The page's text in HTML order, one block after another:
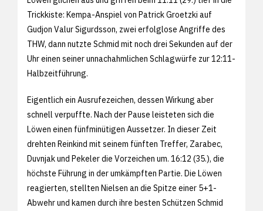
Trickkiste: Kempa-Anspiel von Patrick Groetzki auf
Gudjon Valur Sigurdsson, zwei erfolglose Angriffe des
THW, dann nutzte Schmid mit noch drei Sekunden auf der
Uhr einen seiner unnachahmlichen Schlagwürfe zur 12:11-
Halbzeitführung.
Eigentlich ein Ausrufezeichen, dessen Wirkung aber
schnell verpuffte. Nach der Pause leisteten sich die
Löwen einen fünfminütigen Aussetzer. In dieser Zeit
drehten Reinkind mit seinem fünften Treffer, Zarabec,
Duvnjak und Pekeler die Vorzeichen um. 16:12 (35.), die
höchste Führung in der umkämpften Partie. Die Löwen
reagierten, stellten Nielsen an die Spitze einer 5+1-
Abwehr und kamen durch ihre besten Schützen Schmid